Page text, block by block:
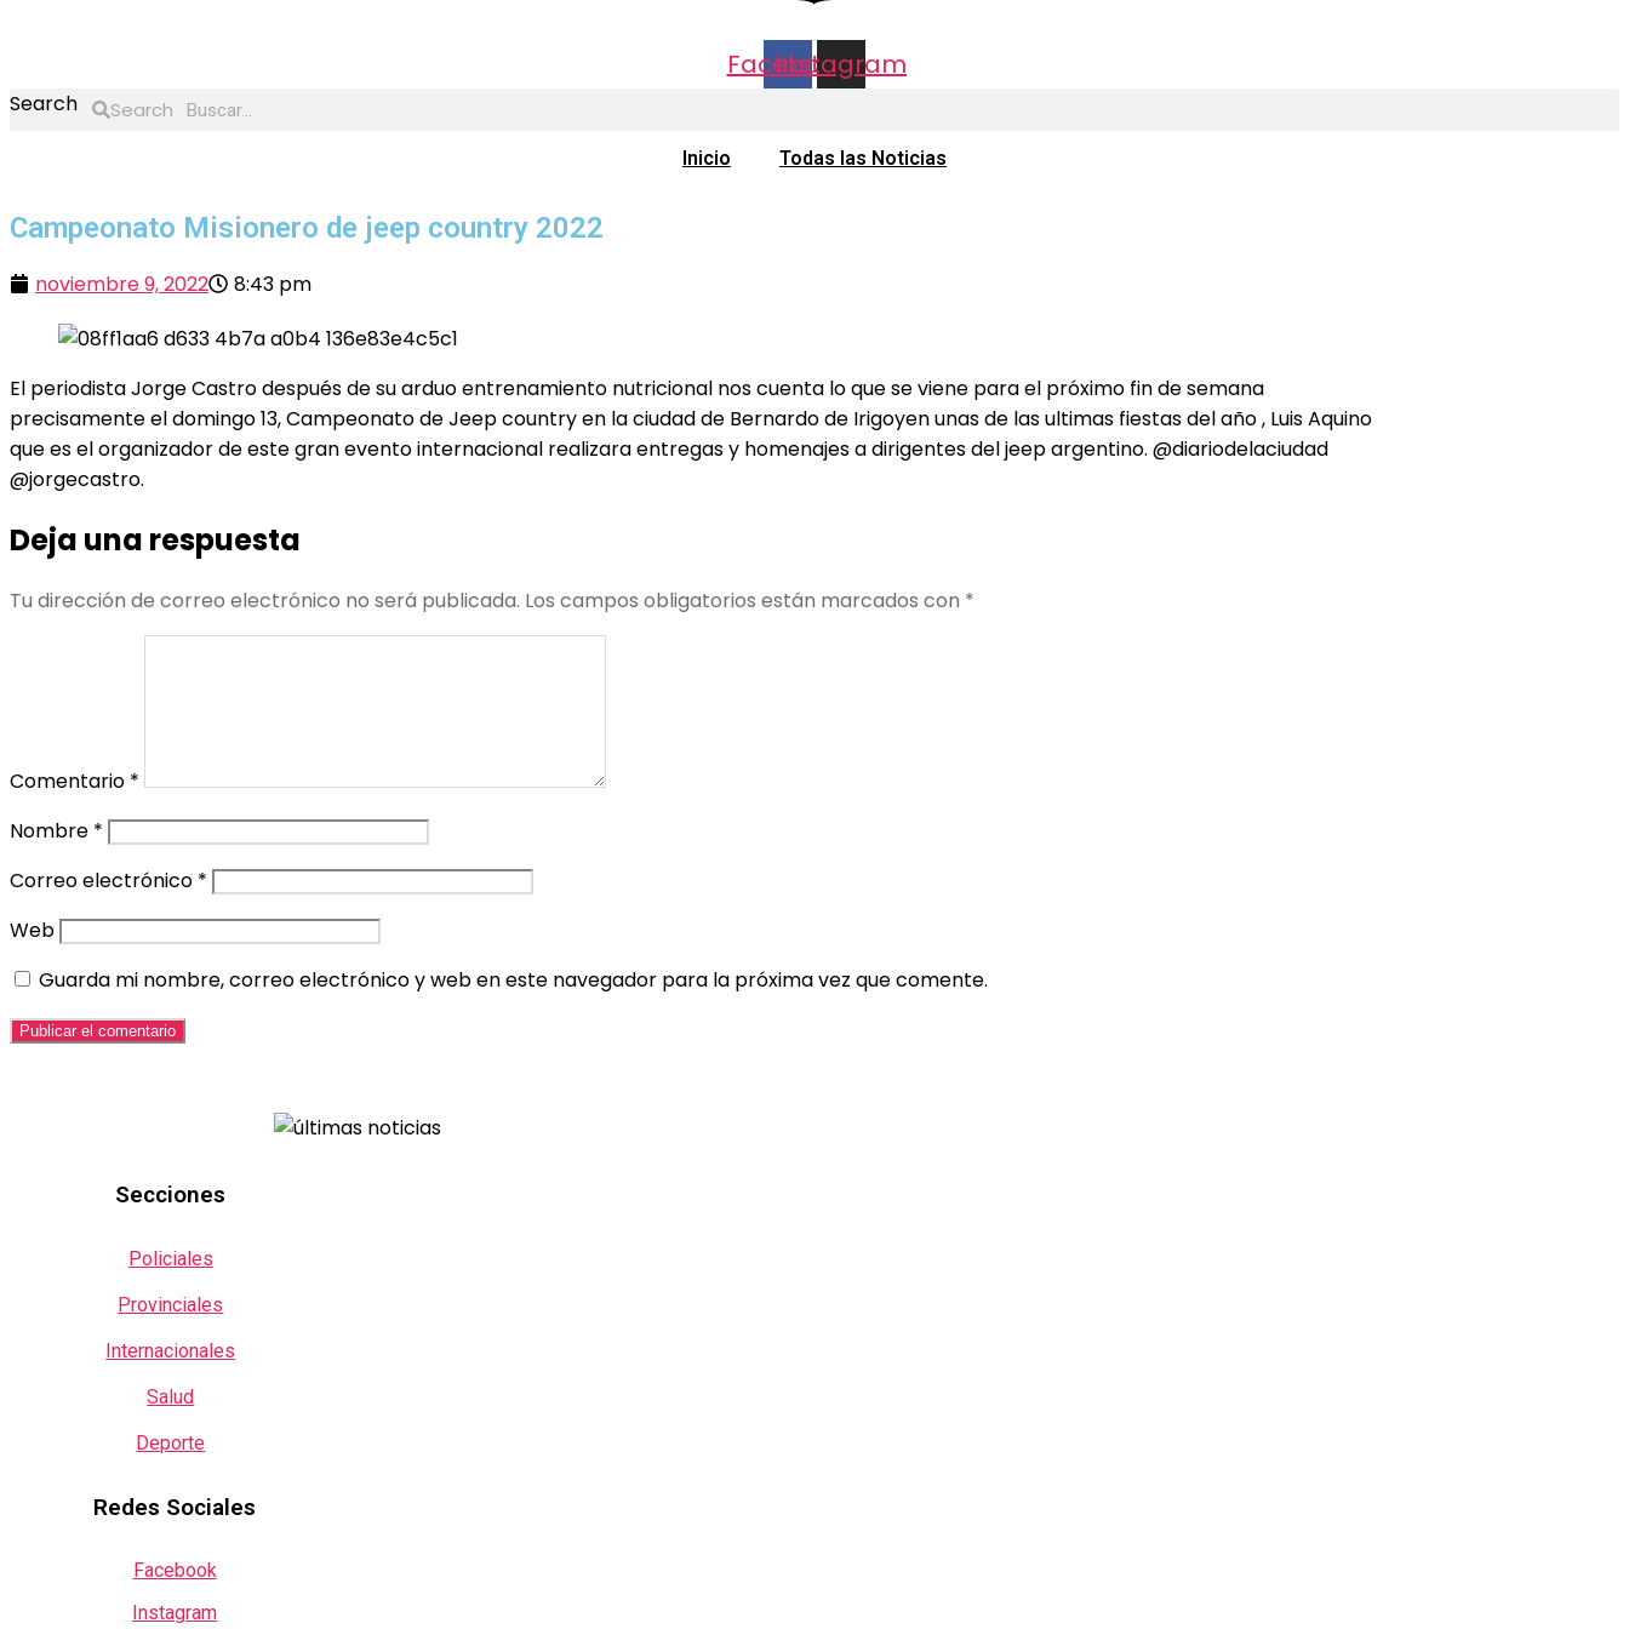
Facebook
Instagram
Search Search
Inicio Todas las Noticias
Campeonato Misionero de jeep country 2022
noviembre 9, 2022 8:43 pm
El periodista Jorge Castro después de su arduo entrenamiento nutricional nos cuenta lo que se viene para el próximo fin de semana
precisamente el domingo 13, Campeonato de Jeep country en la ciudad de Bernardo de Irigoyen unas de las ultimas fiestas del año , Luis Aquino
que es el organizador de este gran evento internacional realizara entregas y homenajes a dirigentes del jeep argentino. @diariodelaciudad
@jorgecastro.
Deja una respuesta
Tu dirección de correo electrónico no será publicada. Los campos obligatorios están marcados con *
Comentario *
Nombre *
Correo electrónico *
Web
Guarda mi nombre, correo electrónico y web en este navegador para la próxima vez que comente.
Secciones
Policiales
Provinciales
Internacionales
Salud
Deporte
Redes Sociales
Facebook
Instagram